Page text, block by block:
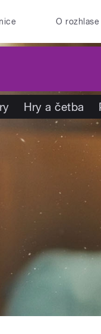
O rozhlase
Hry a četba